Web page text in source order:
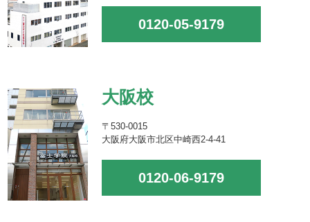
0120-05-9179
大阪校
〒530-0015
大阪府大阪市北区中崎西2-4-41
0120-06-9179